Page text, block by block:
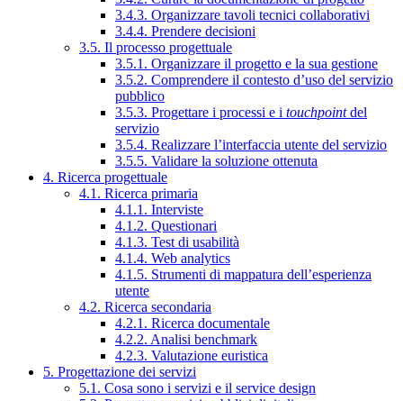
3.4.3. Organizzare tavoli tecnici collaborativi
3.4.4. Prendere decisioni
3.5. Il processo progettuale
3.5.1. Organizzare il progetto e la sua gestione
3.5.2. Comprendere il contesto d’uso del servizio
pubblico
3.5.3. Progettare i processi e i touchpointdel
servizio
3.5.4. Realizzare l’interfaccia utente del servizio
3.5.5. Validare la soluzione ottenuta
4. Ricerca progettuale
4.1. Ricerca primaria
4.1.1. Interviste
4.1.2. Questionari
4.1.3. Test di usabilità
4.1.4. Web analytics
4.1.5. Strumenti di mappatura dell’esperienza
utente
4.2. Ricerca secondaria
4.2.1. Ricerca documentale
4.2.2. Analisi benchmark
4.2.3. Valutazione euristica
5. Progettazione dei servizi
5.1. Cosa sono i servizi e il service design